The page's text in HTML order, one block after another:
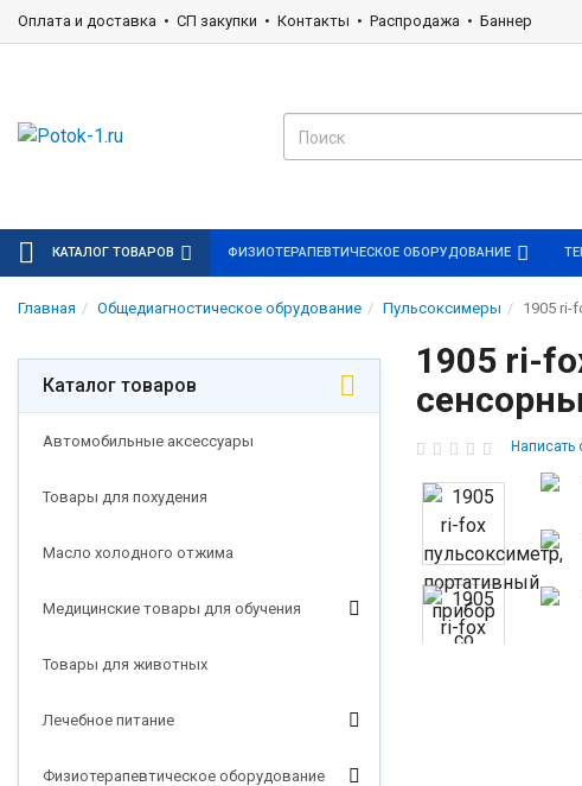
Оплата и доставка СП закупки Контакты Распродажа Баннер
КАТАЛОГ ТОВАРОВ ФИЗИОТЕРАПЕВТИЧЕСКОЕ ОБОРУДОВАНИЕ
Главная Общедиагностическое обрудование Пульсоксимеры 1905 ri-
Каталог товаров
Автомобильные аксессуары
Товары для похудения
Масло холодного отжима
Медицинские товары для обучения
Товары для животных
Лечебное питание
Физиотерапевтическое оборудование
1905 ri-
Написать